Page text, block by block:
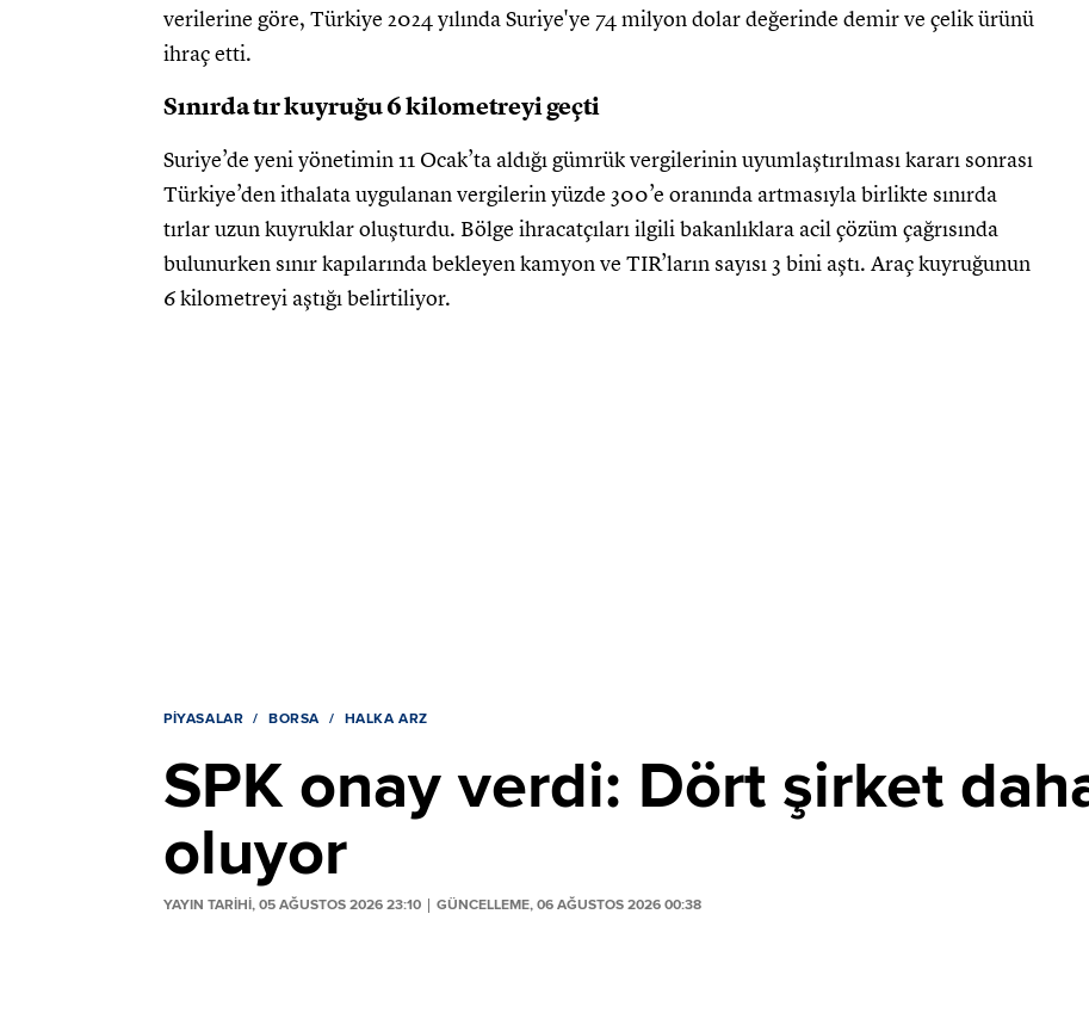
verilerine göre, Türkiye 2024 yılında Suriye'ye 74 milyon dolar değerinde demir ve çelik ürünü
ihraç etti.
Sınırda tır kuyruğu 6 kilometreyi geçti
Suriye’de yeni yönetimin 11 Ocak’ta aldığı gümrük vergilerinin uyumlaştırılması kararı sonrası
Türkiye’den ithalata uygulanan vergilerin yüzde 300’e oranında artmasıyla birlikte sınırda
tırlar uzun kuyruklar oluşturdu. Bölge ihracatçıları ilgili bakanlıklara acil çözüm çağrısında
bulunurken sınır kapılarında bekleyen kamyon ve TIR’ların sayısı 3 bini aştı. Araç kuyruğunun
6 kilometreyi aştığı belirtiliyor.
PIYASALAR BORSA HALKA ARZ
SPK onay verdi: Dört şirket
oluyor
YAYIN TARİHİ, 05 AĞUSTOS 2026 23:10 GÜNCELLEME, 06 AĞUSTOS 2026 00:38